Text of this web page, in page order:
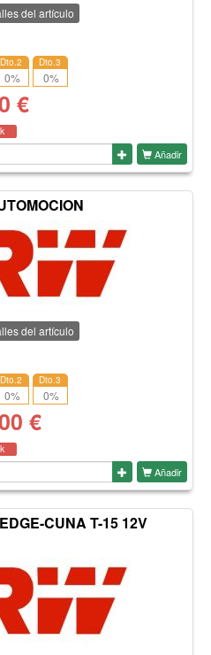
del artículo
Dto.2
0%
Dto.3
0%
€
Añadir
del artículo
Dto.2
0%
Dto.3
0%
€
Añadir
CUNA T-15 12V